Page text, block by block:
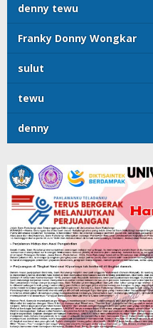
denny tewu
Franky Donny Wongkar
sulut
tewu
denny